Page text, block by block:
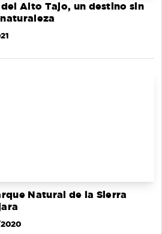
Alto Tajo, un destino sin
Natural de la Sierra
2020